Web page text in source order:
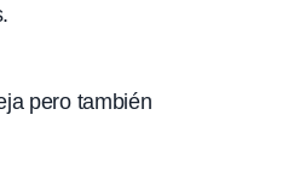
pero también